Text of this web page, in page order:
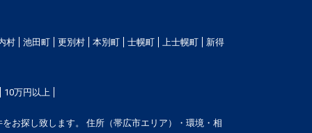
村 池田町 更別村 本別町 士幌町 上士幌町 新得
10万円以上
お探し致します。 住所（帯広市エリア）・環境・相